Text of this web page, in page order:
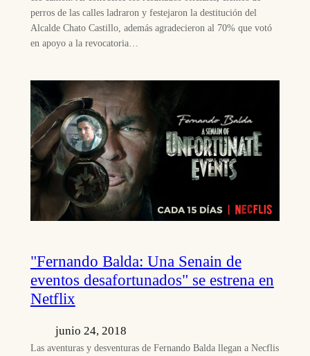
perros de las calles ladraron y festejaron la destitución del
Alcalde Chato Castillo, además agradecieron al 70% que votó
en apoyo a la revocatoria…
"Fernando Balda: Una Senain de
eventos desafortunados" se estrena en
Netflix
junio 24, 2018
Las aventuras y desventuras de Fernando Balda llegan a Necflis